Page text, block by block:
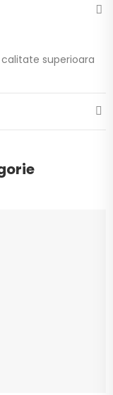
superioara